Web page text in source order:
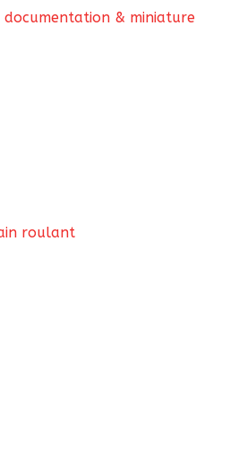
documentation & miniature
roulant